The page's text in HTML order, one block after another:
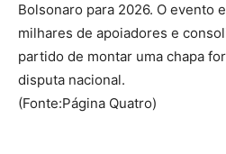
Bolsonaro para 2026. O evento
milhares de apoiadores e
partido de montar uma chapa
disputa nacional.
(Fonte:Página Quatro)